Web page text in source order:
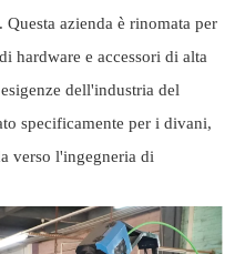
azienda è rinomata per
hardware e accessori di alta
dell'industria del
specificamente per i divani,
verso l'ingegneria di